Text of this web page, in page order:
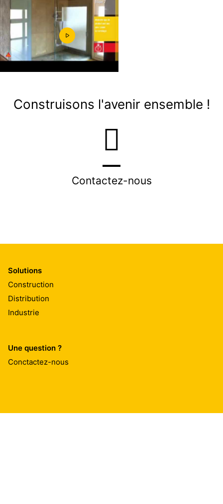
Construisons l'avenir ensemble !
Contactez-nous
Solutions
Construction
Distribution
Industrie
Une question ?
Conctactez-nous